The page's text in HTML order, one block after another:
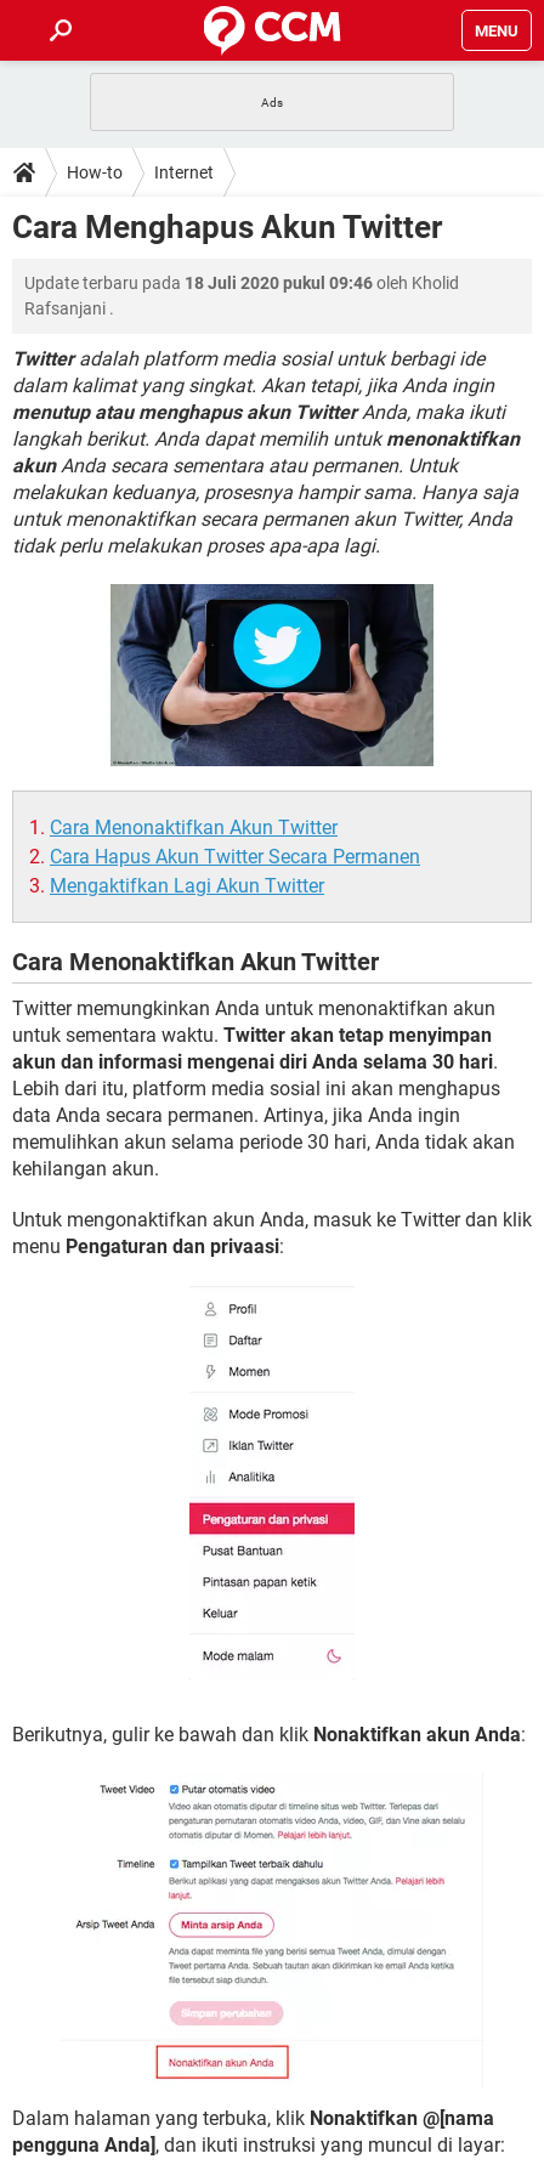
MENU
APLIKASI NONTON FILM & SERI
BUAT AKUN TIKTOK APLIKASI VIDEO-CALL
HOW-TO
SAFE MODE ANDROID
KODE RAHASIA NETFLIX
DOWNLOAD
TEWAS HOLDEM UNTUK IPHONE
FORUM
Reset Akun Facebook yang di-Hack
Front Office dan Back Office OOP - Data Enkapsulasi
Jenis-jenis Network atau Jaringan
How-to Internet
Cara Menghapus Akun Twitter
Update terbaru pada 18 Juli 2020 pukul 09:46oleh Kholid
Rafsanjani .
Twitteradalah platform media sosial untuk berbagi ide
dalam kalimat yang singkat. Akan tetapi, jika Anda ingin
menutup atau menghapus akun TwitterAnda, maka ikuti
langkah berikut. Anda dapat memilih untukmenonaktifkan
akunAnda secara sementara atau permanen. Untuk
melakukan keduanya, prosesnya hampir sama. Hanya saja
untuk menonaktifkan secara permanen akun Twitter, Anda
tidak perlu melakukan proses apa-apa lagi.
Cara Menonaktifkan Akun Twitter
Cara Hapus Akun Twitter Secara Permanen
Mengaktifkan Lagi Akun Twitter
Cara Menonaktifkan Akun Twitter
Twitter memungkinkan Anda untuk menonaktifkan akun
untuk sementara waktu. Twitter akan tetap menyimpan
akun dan informasi mengenai diri Anda selama 30 hari.
Lebih dari itu, platform media sosial ini akan menghapus
data Anda secara permanen. Artinya, jika Anda ingin
memulihkan akun selama periode 30 hari, Anda tidak akan
kehilangan akun.
Untuk mengonaktifkan akun Anda, masuk ke Twitter dan klik
menu Pengaturan dan privaasi:
Berikutnya, gulir ke bawah dan klik Nonaktifkan akun Anda:
Dalam halaman yang terbuka, klik Nonaktifkan @[nama
pengguna Anda], dan ikuti instruksi yang muncul di layar: